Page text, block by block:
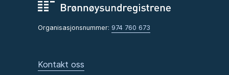
Organisasjonsnummer: 974 760 673
Kontakt oss